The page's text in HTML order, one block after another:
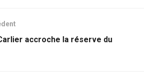
accroche la réserve du